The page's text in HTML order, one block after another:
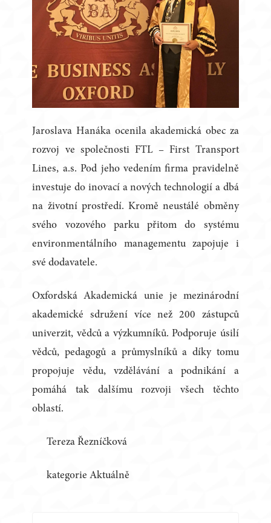
Jaroslava Hanáka ocenila akademická obec za
rozvoj ve společnosti FTL – First Transport
Lines, a.s. Pod jeho vedením firma pravidelně
investuje do inovací a nových technologií a dbá
na životní prostředí. Kromě neustálé obměny
svého vozového parku přitom do systému
environmentálního managementu zapojuje i
své dodavatele.
Oxfordská Akademická unie je mezinárodní
akademické sdružení více než 200 zástupců
univerzit, vědců a výzkumníků. Podporuje úsilí
vědců, pedagogů a průmyslníků a díky tomu
propojuje vědu, vzdělávání a podnikání a
pomáhá tak dalšímu rozvoji všech těchto
oblastí.
Tereza Řezníčková
kategorie Aktuálně